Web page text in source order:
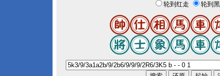
轮到红走 轮到